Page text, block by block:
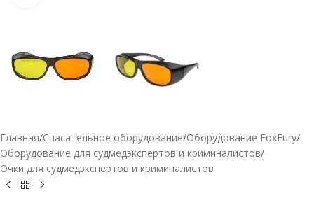
Главная/Спасательное оборудование/Оборудование FoxFury/
Оборудование для судмедэкспертов и криминалистов/
Очки для судмедэкспертов и криминалистов